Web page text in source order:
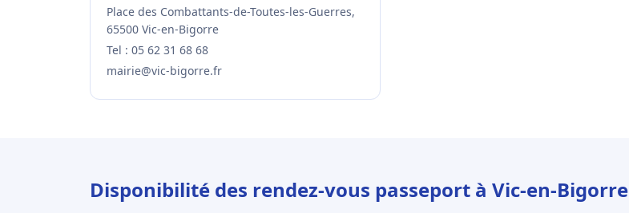
Place des Combattants-de-Toutes-les-Guerres,
65500 Vic-en-Bigorre
Tel : 05 62 31 68 68
mairie@vic-bigorre.fr
Disponibilité des rendez-vous passeport à Vic-en-Bigorre